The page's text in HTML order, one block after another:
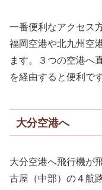
一番便利なアクセス
福岡空港や北九州空
ます。３つの空港へ
を経由すると便利です
大分空港へ
大分空港へ飛行機が
古屋（中部）の４航